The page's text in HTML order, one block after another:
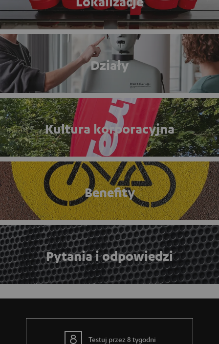
Działy
Kultura korporacyjna
Benefity
Pytania i odpowiedzi
Testuj przez 8 tygodni